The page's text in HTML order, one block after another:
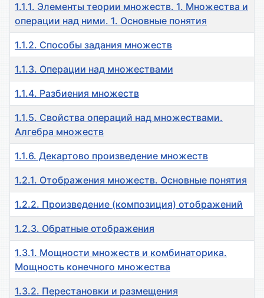
1.1.1. Элементы теории множеств. 1. Множества и
операции над ними. 1. Основные понятия
1.1.2. Способы задания множеств
1.1.3. Операции над множествами
1.1.4. Разбиения множеств
1.1.5. Свойства операций над множествами.
Алгебра множеств
1.1.6. Декартово произведение множеств
1.2.1. Отображения множеств. Основные понятия
1.2.2. Произведение (композиция) отображений
1.2.3. Обратные отображения
1.3.1. Мощности множеств и комбинаторика.
Мощность конечного множества
1.3.2. Перестановки и размещения